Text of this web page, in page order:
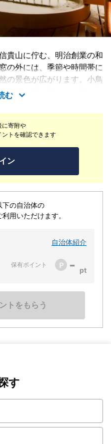
に寄附や
トを確認できます
ン
下の自治体の
用いただけます。
自治体紹介
保有ポイント -
トをもらう
す
貴山に佇む、明治創業の和
の外には、季節や時間帯に
の景色が広がります。小鳥
しばし時を忘れ、大切な方
ませ。館内のあらゆるとこ
生駒紀泉国定公園の山並み
む